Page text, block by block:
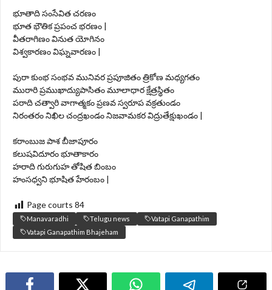
భూతాది సంసేవిత చరణం
భూత భౌతిక ప్రపంచ భరణం |
వీతరాగిణం వినుత యోగినం
విశ్వకారణం విఘ్నవారణం |
పురా కుంభ సంభవ మునివర ప్రపూజితం త్రికోణ మధ్యగతం
మురారి ప్రముఖాద్యుపాసితం మూలాధార క్షేత్రస్థితం
పరాది చత్వారి వాగాత్మకం ప్రణవ స్వరూప వక్రతుండం
నిరంతరం నిఖిల చంద్రఖండం నిజవామకర విద్రుతేక్షుఖండం |
కరాంబుజ పాశ బీజాపూరం
కలుషవిదూరం భూతాకారం
హరాది గురుగుహ తోషిత బింబం
హంసధ్వని భూషిత హేరంబం |
Page courts 84
Manavaradhi Telugu news
Vatapi Ganapathim
Vatapi Ganapathim Bhajeham